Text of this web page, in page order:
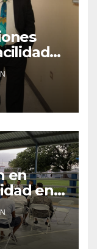
Salud
en
en